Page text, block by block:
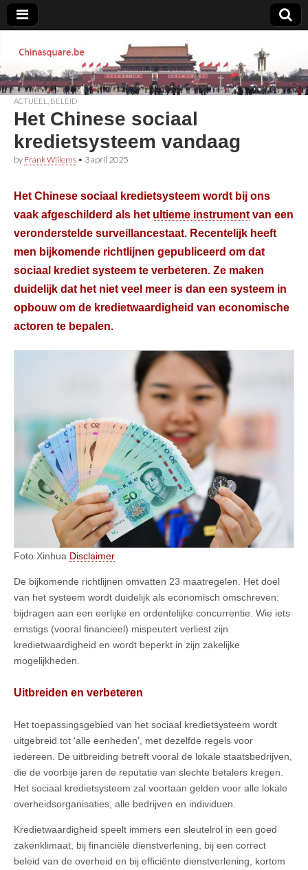
Chinasquare.be
ACTUEEL BELEID
Het Chinese sociaal
kredietsysteem vandaag
by Frank Willems • 3 april 2025
Het Chinese sociaal kredietsysteem wordt bij ons
vaak afgeschilderd als het ultieme instrument van een
veronderstelde surveillancestaat. Recentelijk heeft
men bijkomende richtlijnen gepubliceerd om dat
sociaal krediet systeem te verbeteren. Ze maken
duidelijk dat het niet veel meer is dan een systeem in
opbouw om de kredietwaardigheid van economische
actoren te bepalen.
Foto Xinhua Disclaimer
De bijkomende richtlijnen omvatten 23 maatregelen. Het doel
van het systeem wordt duidelijk als economisch omschreven:
bijdragen aan een eerlijke en ordentelijke concurrentie. Wie iets
ernstigs (vooral financieel) mispeutert verliest zijn
kredietwaardigheid en wordt beperkt in zijn zakelijke
mogelijkheden.
Uitbreiden en verbeteren
Het toepassingsgebied van het sociaal kredietsysteem wordt
uitgebreid tot ‘alle eenheden’, met dezelfde regels voor
iedereen. De uitbreiding betreft vooral de lokale staatsbedrijven,
die de voorbije jaren de reputatie van slechte betalers kregen.
Het sociaal kredietsysteem zal voortaan gelden voor alle lokale
overheidsorganisaties, alle bedrijven en individuen.
Kredietwaardigheid speelt immers een sleutelrol in een goed
zakenklimaat, bij financiële dienstverlening, bij een correct
beleid van de overheid en bij efficiënte dienstverlening, kortom